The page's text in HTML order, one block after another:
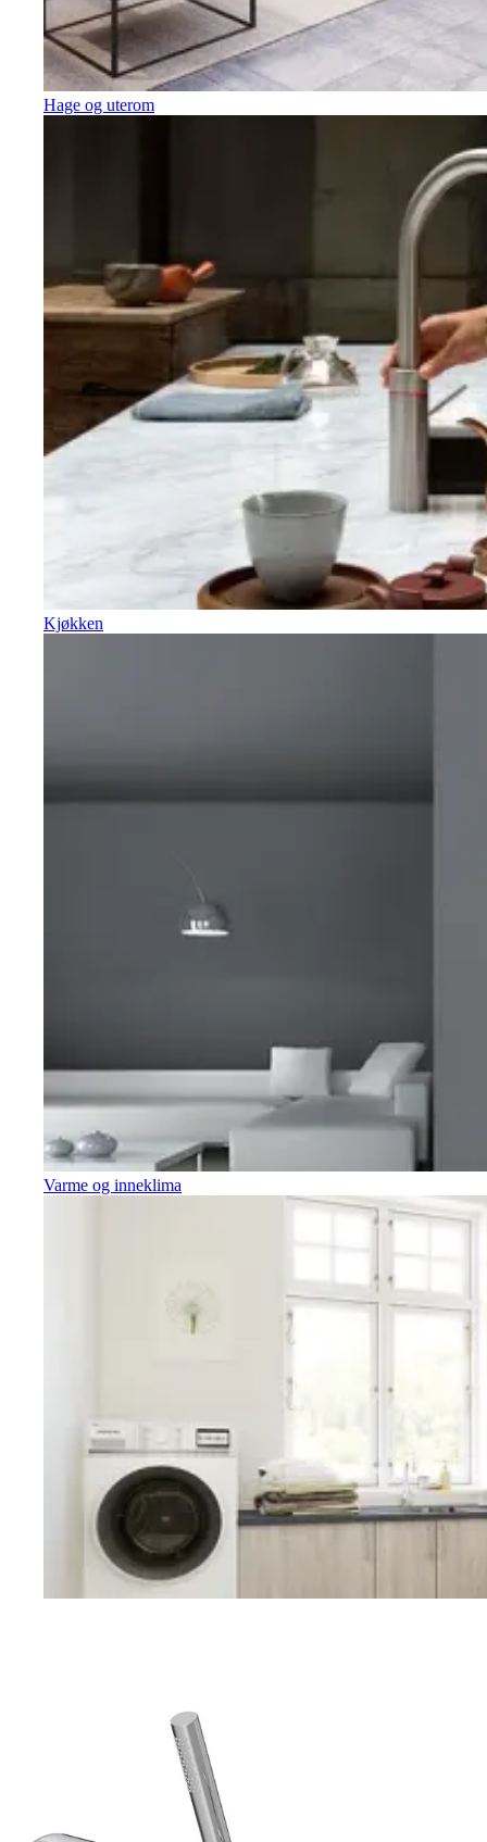
Hage og uterom
Kjøkken
Varme og inneklima